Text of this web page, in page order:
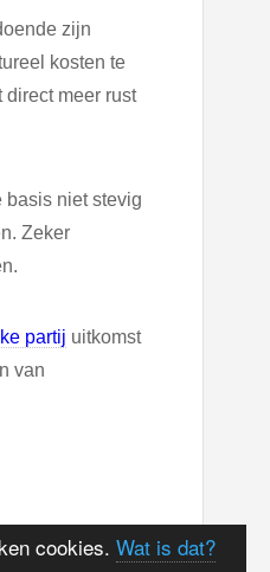
cookies. Wat is dat?
zijn
kosten te
direct meer rust
basis niet stevig
Zeker
partij uitkomst
van